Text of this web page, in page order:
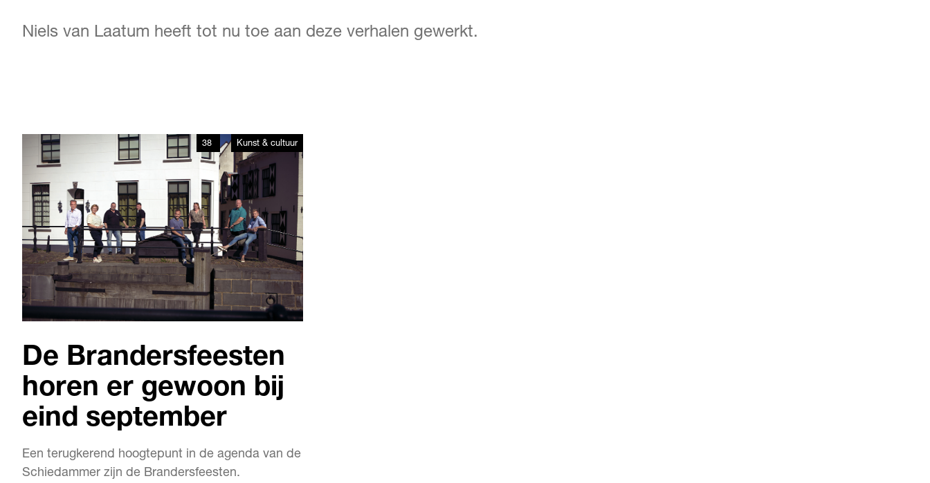
Niels van Laatum heeft tot nu toe aan deze verhalen gewerkt.
38 Kunst & cultuur
De Brandersfeesten
horen er gewoon bij
eind september
Een terugkerend hoogtepunt in de agenda van de
Schiedammer zijn de Brandersfeesten.